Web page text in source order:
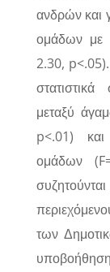
ανδρών και
ομάδων με
2.30, p<.05).
μεταξύ
p<.01) και
ομάδων
των